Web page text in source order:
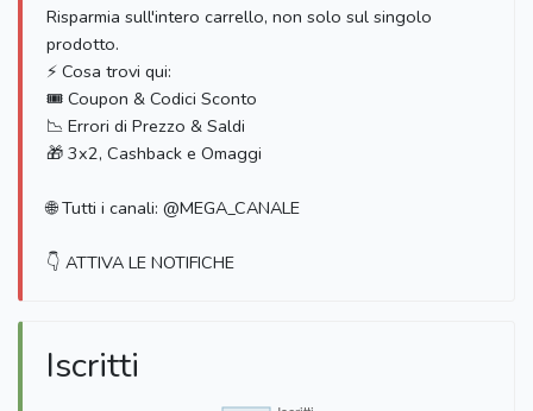
Risparmia sull'intero carrello, non solo sul singolo
prodotto.
⚡️ Cosa trovi qui:
🎟 Coupon & Codici Sconto
📉 Errori di Prezzo & Saldi
🎁 3x2, Cashback e Omaggi
🌐 Tutti i canali: @MEGA_CANALE
👇 ATTIVA LE NOTIFICHE
Iscritti